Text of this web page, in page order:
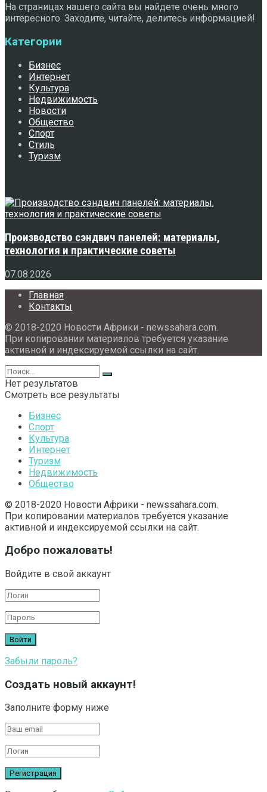
На страницах нашего сайта вы найдете очень много
интересного. Заходите, читайте, делитесь информацией!
Категории
Бизнес
Интернет
Культура
Недвижимость
Новости
Общество
Спорт
Стиль
Туризм
Производство сэндвич панелей: материалы,
технология и практические советы
07.08.2026
Главная
Контакты
© 2018-2020 Новости Африки - newssahara.com.
При копировании материалов требуется указание
активной и индексируемой ссылки на сайт.
Нет результатов
Смотреть все результаты
Бизнес
Спорт
Культура
Интернет
Туризм
Недвижимость
Общество
© 2018-2020 Новости Африки - newssahara.com.
При копировании материалов требуется указание
активной и индексируемой ссылки на сайт.
Добро пожаловать!
Войдите в свой аккаунт
Забыли пароль?
Создать новый аккаунт!
Заполните форму ниже